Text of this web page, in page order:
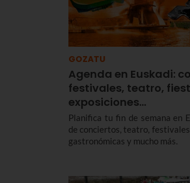
GOZATU
Agenda en Euskadi:
festivales, teatro,
exposiciones…
Planifica tu fin de semana en
de conciertos, teatro,
gastronómicas y mucho más.